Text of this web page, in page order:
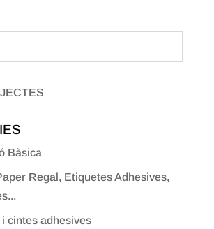
Bàsica
Regal, Etiquetes Adhesives,
cintes adhesives